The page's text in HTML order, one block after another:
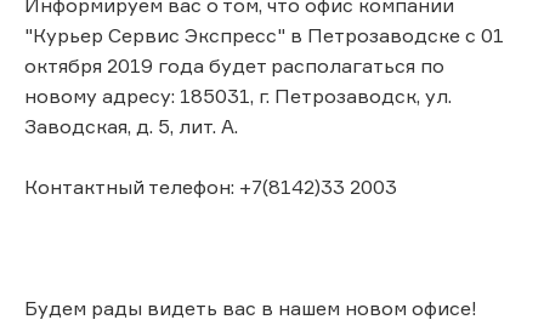
"Курьер Сервис Экспресс" в Петрозаводске с 01
октября 2019 года будет располагаться по
новому адресу: 185031, г. Петрозаводск, ул.
Заводская, д. 5, лит. А.
Контактный телефон: +7(8142)33 2003
Будем рады видеть вас в нашем новом офисе!